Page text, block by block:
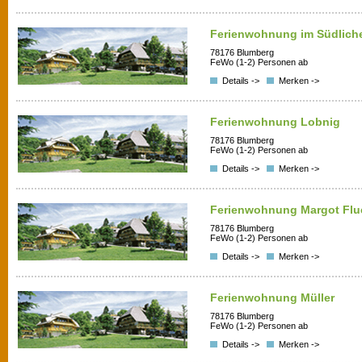
Ferienwohnung im
78176 Blumberg
FeWo (1-2) Personen ab
Details ->
Merken ->
Ferienwohnung Lobnig
78176 Blumberg
FeWo (1-2) Personen ab
Details ->
Merken ->
Ferienwohnung Margot
78176 Blumberg
FeWo (1-2) Personen ab
Details ->
Merken ->
Ferienwohnung Müller
78176 Blumberg
FeWo (1-2) Personen ab
Details ->
Merken ->